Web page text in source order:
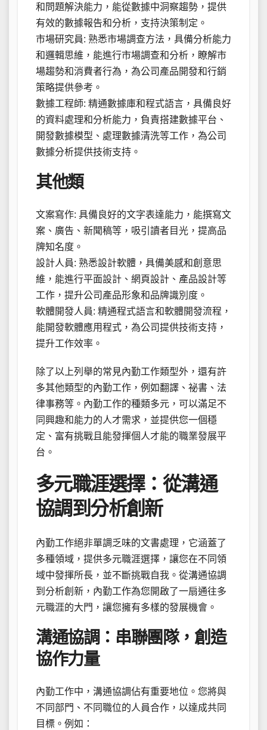
和問題解決能力，能從數據中洞察趨勢，提供
有效的數據報告和分析，支持決策制定。
市場研究員: 熟悉市場調查方法，具備分析能力
和邏輯思維，能進行市場調查和分析，瞭解市
場趨勢和消費者行為，為公司產品開發和行銷
策略提供參考。
數據工程師: 精通數據庫和程式語言，具備良好
的資料處理和分析能力，負責搭建數據平台、
開發數據模型、處理數據清洗等工作，為公司
數據分析提供技術支持。
其他類
文案寫作: 具備良好的文字表達能力，能撰寫文
案、廣告、新聞稿等，吸引讀者目光，提高品
牌知名度。
設計人員: 熟悉設計軟體，具備美感和創意思
維，能進行平面設計、網頁設計、產品設計等
工作，提升公司產品形象和品牌識別度。
軟體開發人員: 精通程式語言和軟體開發流程，
能開發軟體應用程式，為公司提供技術支持，
提升工作效率。
除了以上列舉的常見內勤工作類型外，還有許
多其他類型的內勤工作，例如翻譯、祕書、法
律事務等。內勤工作的種類多元，可以滿足不
同興趣和能力的人才需求，並提供您一個穩
定、富有挑戰且能發揮個人才能的職業發展平
台。
多元職涯選擇：從溝通
協調到分析創新
內勤工作絕非單調乏味的文書處理，它涵蓋了
多種領域，提供多元職涯選擇，讓您在不同領
域中發揮所長，並不斷挑戰自我。從溝通協調
到分析創新，內勤工作為您開啟了一扇通往多
元職涯的大門，讓您擁有多樣的發展機會。
溝通協調：串聯團隊，創造
協作力量
內勤工作中，溝通協調佔有重要地位。您將與
不同部門、不同職位的人員合作，以達成共同
目標。例如：